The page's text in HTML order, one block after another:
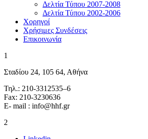
Δελτία Τύπου 2007-2008
Δελτία Τύπου 2002-2006
Χορηγοί
Χρήσιμες Συνδέσεις
Επικοινωνία
1
Σταδίου 24, 105 64, Αθήνα
Τηλ.: 210-3312535–6
Fax: 210-3230636
E- mail : info@hhf.gr
2